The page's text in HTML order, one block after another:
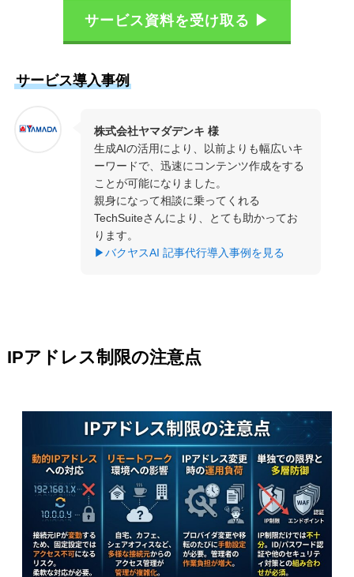
サービス資料を受け取る ▶
サービス導入事例
株式会社ヤマダデンキ 様
生成AIの活用により、以前よりも幅広いキ
ーワードで、迅速にコンテンツ作成をする
ことが可能になりました。
親身になって相談に乗ってくれる
TechSuiteさんにより、とても助かってお
ります。
▶バクヤスAI 記事代行導入事例を見る
IPアドレス制限の注意点